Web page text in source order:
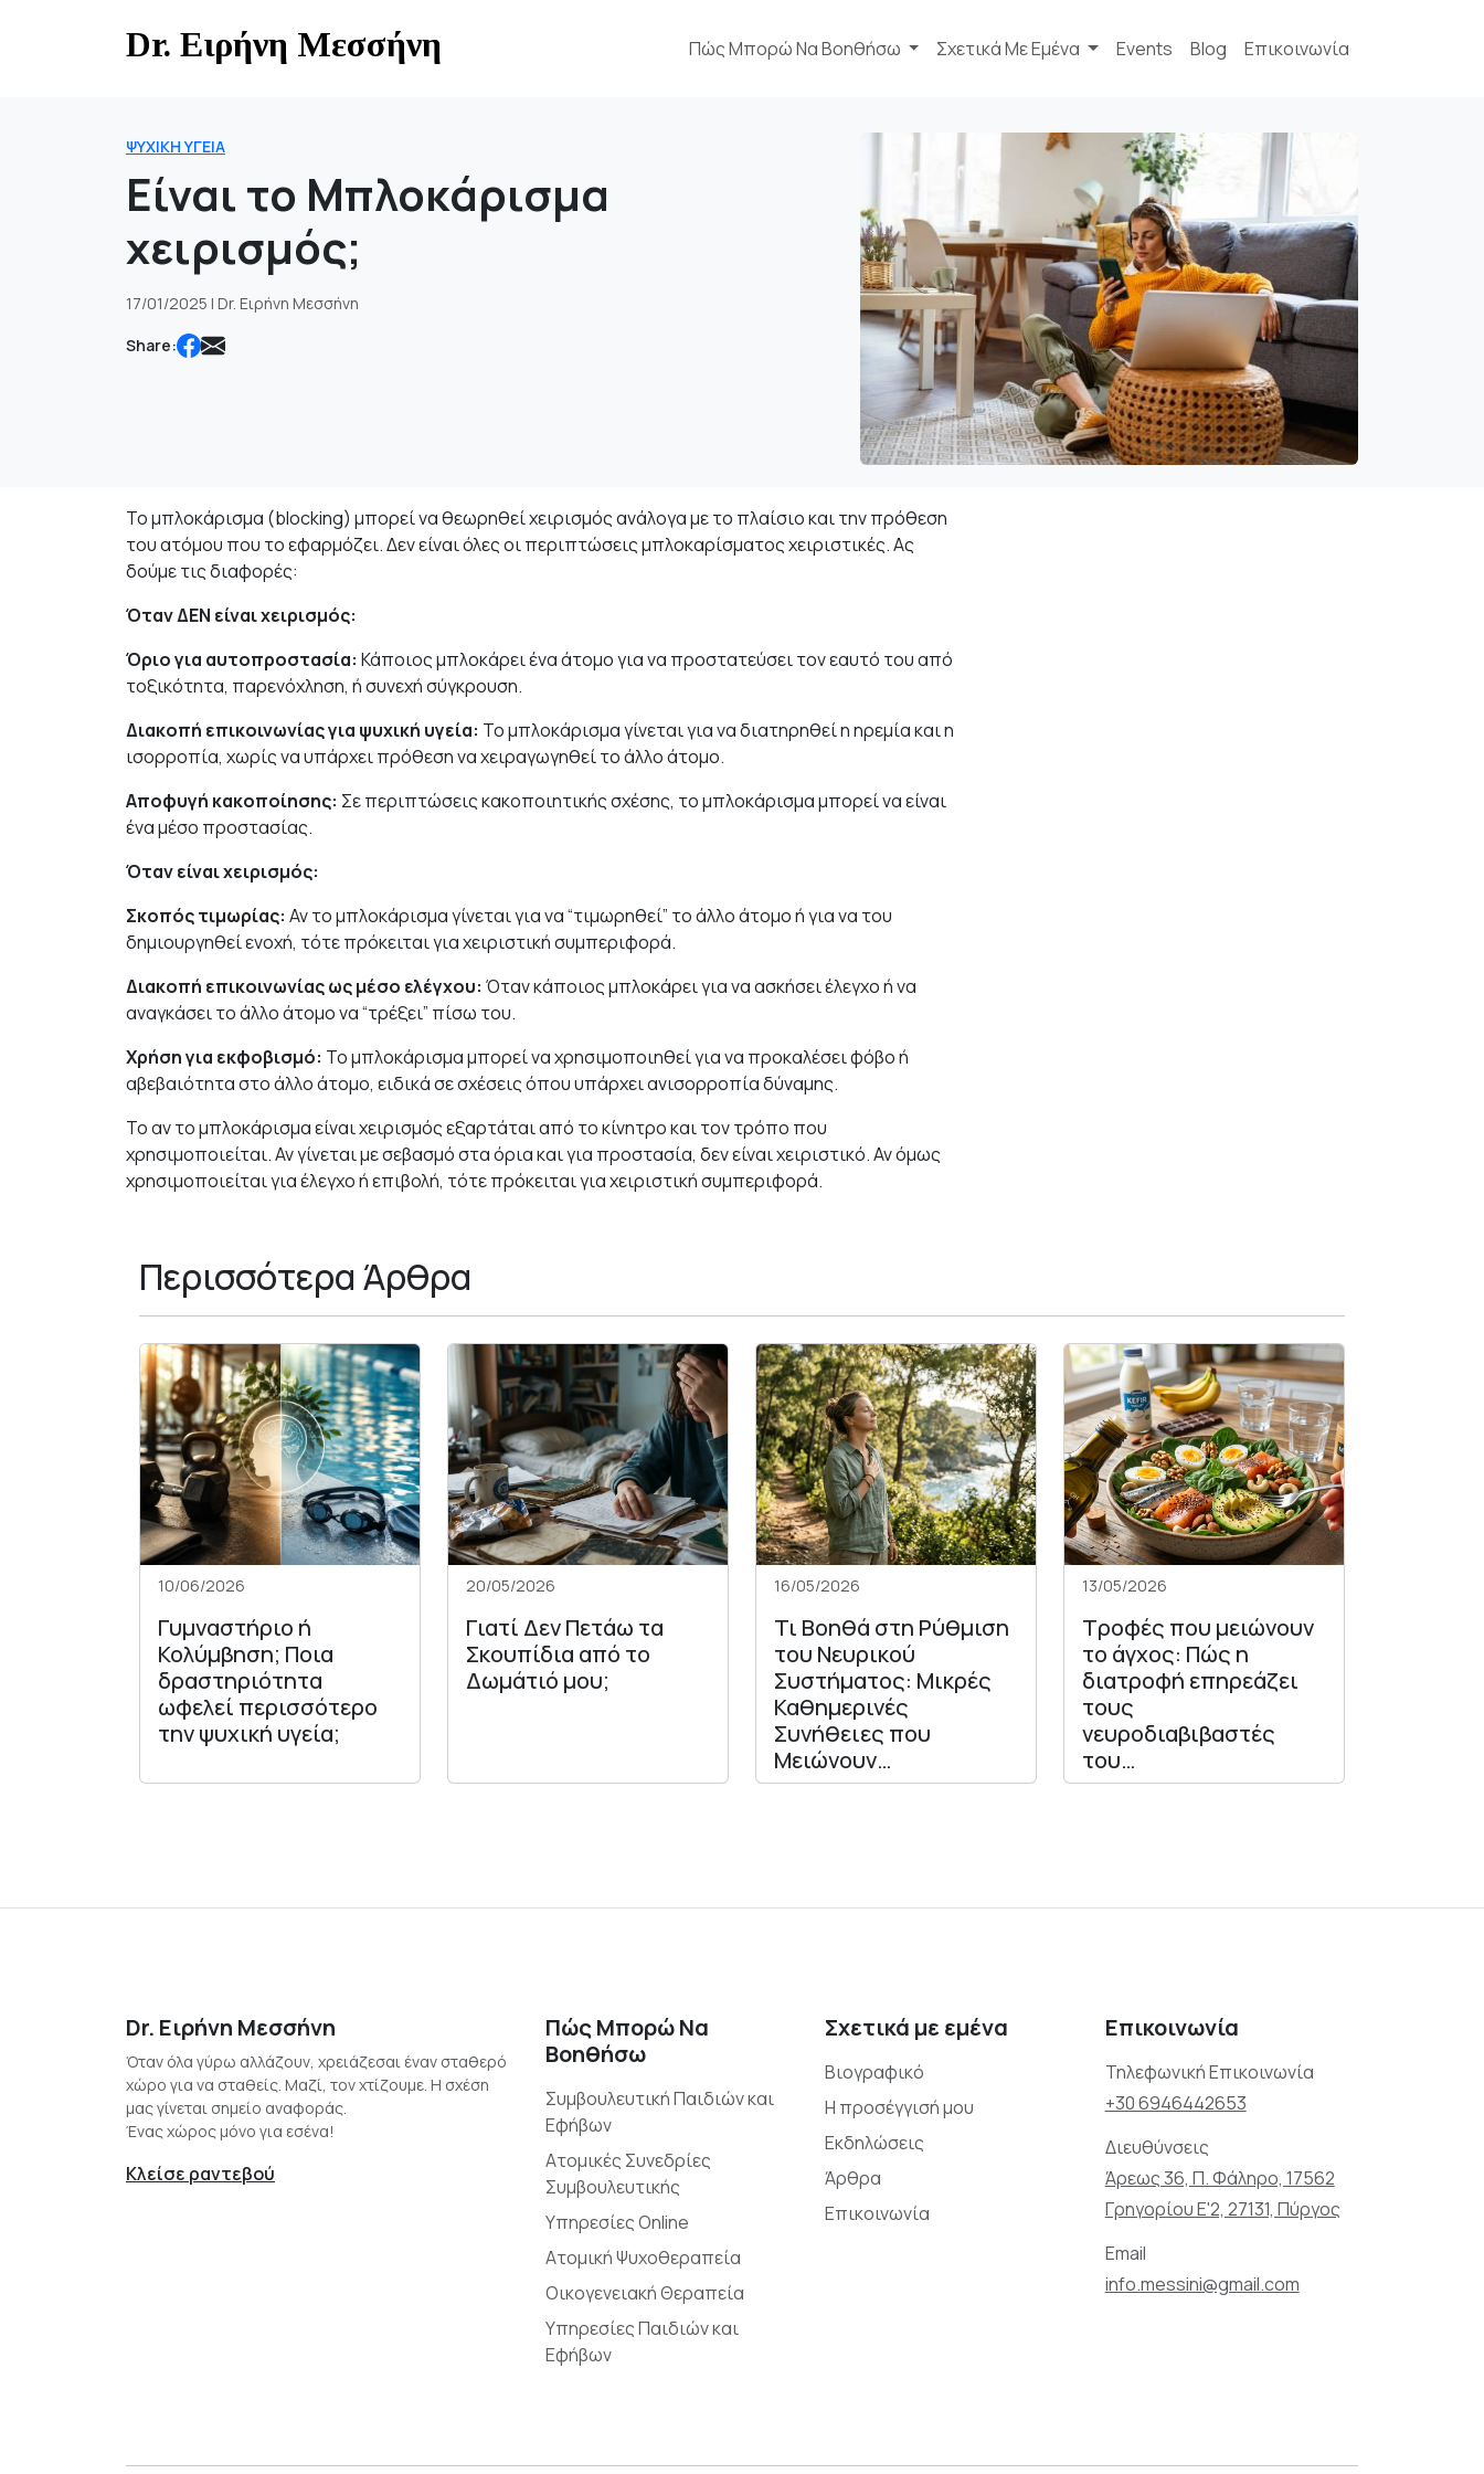
Dr. Ειρήνη Μεσσήνη Πώς Μπορώ Να Βοηθήσω Σχετικά Με Εμένα Events Blog Επικοινωνία
ΨΥΧΙΚΉ ΥΓΕΊΑ
Είναι το Μπλοκάρισμα
χειρισμός;
17/01/2025 | Dr. Ειρήνη Μεσσήνη
Share:
Το μπλοκάρισμα (blocking) μπορεί να θεωρηθεί χειρισμός ανάλογα με το πλαίσιο και την πρόθεση
του ατόμου που το εφαρμόζει. Δεν είναι όλες οι περιπτώσεις μπλοκαρίσματος χειριστικές. Ας
δούμε τις διαφορές:
Όταν ΔΕΝ είναι χειρισμός:
Όριο για αυτοπροστασία: Κάποιος μπλοκάρει ένα άτομο για να προστατεύσει τον εαυτό του από
τοξικότητα, παρενόχληση, ή συνεχή σύγκρουση.
Διακοπή επικοινωνίας για ψυχική υγεία: Το μπλοκάρισμα γίνεται για να διατηρηθεί η ηρεμία και η
ισορροπία, χωρίς να υπάρχει πρόθεση να χειραγωγηθεί το άλλο άτομο.
Αποφυγή κακοποίησης: Σε περιπτώσεις κακοποιητικής σχέσης, το μπλοκάρισμα μπορεί να είναι
ένα μέσο προστασίας.
Όταν είναι χειρισμός:
Σκοπός τιμωρίας: Αν το μπλοκάρισμα γίνεται για να “τιμωρηθεί” το άλλο άτομο ή για να του
δημιουργηθεί ενοχή, τότε πρόκειται για χειριστική συμπεριφορά.
Διακοπή επικοινωνίας ως μέσο ελέγχου: Όταν κάποιος μπλοκάρει για να ασκήσει έλεγχο ή να
αναγκάσει το άλλο άτομο να “τρέξει” πίσω του.
Χρήση για εκφοβισμό: Το μπλοκάρισμα μπορεί να χρησιμοποιηθεί για να προκαλέσει φόβο ή
αβεβαιότητα στο άλλο άτομο, ειδικά σε σχέσεις όπου υπάρχει ανισορροπία δύναμης.
Το αν το μπλοκάρισμα είναι χειρισμός εξαρτάται από το κίνητρο και τον τρόπο που
χρησιμοποιείται. Αν γίνεται με σεβασμό στα όρια και για προστασία, δεν είναι χειριστικό.Αν όμως
χρησιμοποιείται για έλεγχο ή επιβολή, τότε πρόκειται για χειριστική συμπεριφορά.
Περισσότερα Άρθρα
10/06/2026
Γυμναστήριο ή
Κολύμβηση; Ποια
δραστηριότητα
ωφελεί περισσότερο
την ψυχική υγεία;
20/05/2026
Γιατί Δεν Πετάω τα
Σκουπίδια από το
Δωμάτιό μου;
16/05/2026
Τι Βοηθά στη Ρύθμιση
του Νευρικού
Συστήματος: Μικρές
Καθημερινές
Συνήθειες που
Μειώνουν…
13/05/2026
Τροφές που μειώνουν
το άγχος: Πώς η
διατροφή επηρεάζει
τους
νευροδιαβιβαστές
του…
Dr. Ειρήνη Μεσσήνη
Όταν όλα γύρω αλλάζουν, χρειάζεσαι έναν σταθερό
χώρο για να σταθείς. Μαζί, τον χτίζουμε. Η σχέση
μας γίνεται σημείο αναφοράς.
Ένας χώρος μόνο για εσένα!
Κλείσε ραντεβού
Πώς Μπορώ Να
Βοηθήσω
Συμβουλευτική Παιδιών και
Εφήβων
Ατομικές Συνεδρίες
Συμβουλευτικής
Υπηρεσίες Online
Ατομική Ψυχοθεραπεία
Οικογενειακή Θεραπεία
Υπηρεσίες Παιδιών και
Εφήβων
Σχετικά με εμένα
Βιογραφικό
Η προσέγγισή μου
Εκδηλώσεις
Άρθρα
Επικοινωνία
Επικοινωνία
Τηλεφωνική Επικοινωνία
+30 6946442653
Διευθύνσεις
Άρεως 36, Π. Φάληρο, 17562
Γρηγορίου Ε'2, 27131, Πύργος
Email
info.messini@gmail.com